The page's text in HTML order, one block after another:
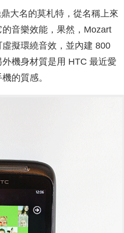
大名的莫札特，從名稱上來
音樂效能，果然，Mozart
擬環繞音效，並內建 800
機身材質是用 HTC 最近愛
的質感。